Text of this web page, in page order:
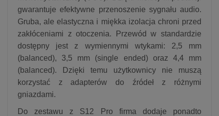
gwarantuje efektywne przenoszenie sygnału audio.
Gruba, ale elastyczna i miękka izolacja chroni przed
zakłóceniami z otoczenia. Przewód w standardzie
dostępny jest z wymiennymi wtykami: 2,5 mm
(balanced), 3,5 mm (single ended) oraz 4,4 mm
(balanced). Dzięki temu użytkownicy nie muszą
korzystać z adapterów do źródeł z różnymi
gniazdami.
Do zestawu z S12 Pro firma dodaje ponadto